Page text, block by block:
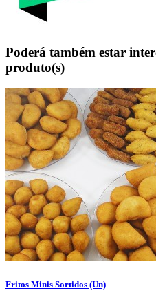
Poderá também estar
produto(s)
Fritos Minis Sortidos (Un)